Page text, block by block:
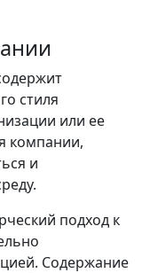
стиля
или ее
компании,
и
подход к
Содержание